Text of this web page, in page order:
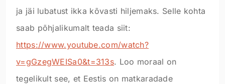
ja jäi lubatust ikka kõvasti hiljemaks. Selle kohta
saab põhjalikumalt teada siit:
https://www.youtube.com/watch?
v=gGzegWEISa0&t=313s. Loo moraal on
tegelikult see, et Eestis on matkaradade